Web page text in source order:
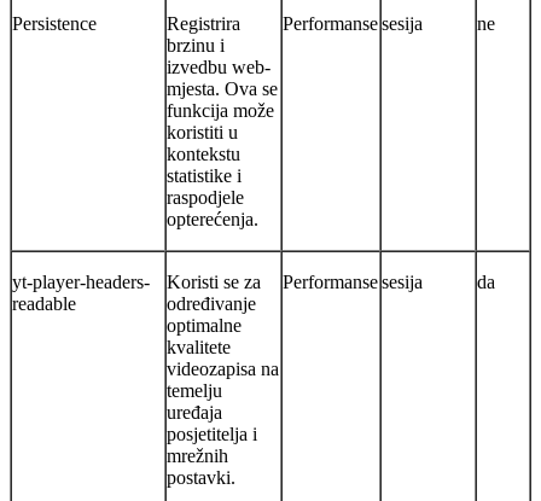
Persistence
Registrira
brzinu i
izvedbu web-
mjesta. Ova se
funkcija može
koristiti u
kontekstu
statistike i
raspodjele
opterećenja.
Performansesesija ne
yt-player-headers-
readable
Koristi se za
određivanje
optimalne
kvalitete
videozapisa na
temelju
uređaja
posjetitelja i
mrežnih
postavki.
Performansesesija da